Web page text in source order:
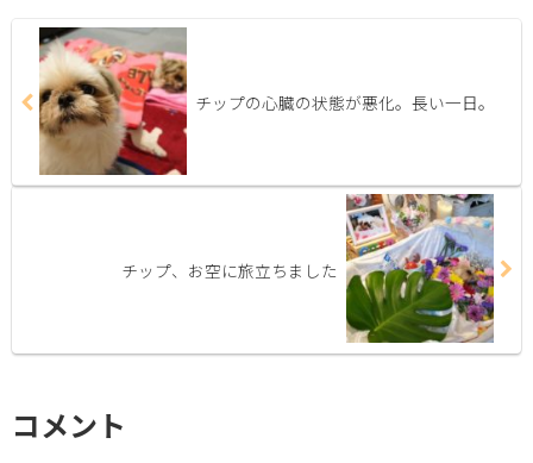
チップの心臓の状態が悪化。長い一日。
チップ、お空に旅立ちました
コメント